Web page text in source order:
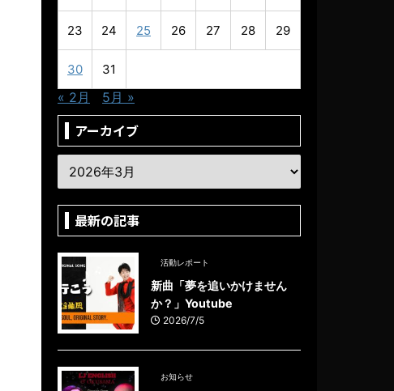
23 24 25 26 27 28 29
30 31
« 2月 5月 »
アーカイブ
最新の記事
活動レポート
新曲「夢を追いかけません
か？」Youtube
2026/7/5
お知らせ